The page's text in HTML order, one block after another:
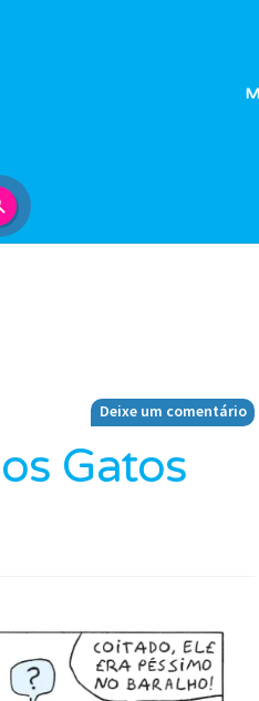
Deixe um comentário
Gatos